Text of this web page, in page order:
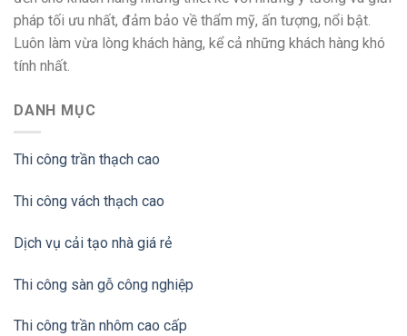
pháp tối ưu nhất, đảm bảo về thẩm mỹ, ấn tượng, nổi bật.
Luôn làm vừa lòng khách hàng, kể cả những khách hàng khó
tính nhất.
DANH MỤC
Thi công trần thạch cao
Thi công vách thạch cao
Dịch vụ cải tạo nhà giá rẻ
Thi công sàn gỗ công nghiệp
Thi công trần nhôm cao cấp